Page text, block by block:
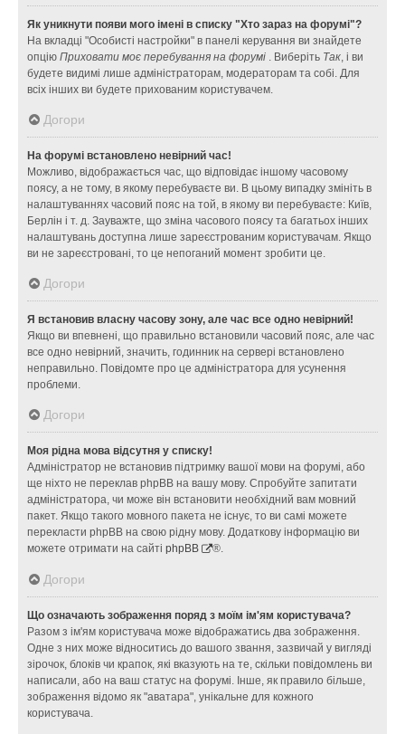
Як уникнути появи мого імені в списку "Хто зараз на форумі"?
На вкладці "Особисті настройки" в панелі керування ви знайдете
опцію Приховати моє перебування на форумі . Виберіть Так, і ви
будете видимі лише адміністраторам, модераторам та собі. Для
всіх інших ви будете прихованим користувачем.
Догори
На форумі встановлено невірний час!
Можливо, відображається час, що відповідає іншому часовому
поясу, а не тому, в якому перебуваєте ви. В цьому випадку змініть в
налаштуваннях часовий пояс на той, в якому ви перебуваєте: Київ,
Берлін і т. д. Зауважте, що зміна часового поясу та багатьох інших
налаштувань доступна лише зареєстрованим користувачам. Якщо
ви не зареєстровані, то це непоганий момент зробити це.
Догори
Я встановив власну часову зону, але час все одно невірний!
Якщо ви впевнені, що правильно встановили часовий пояс, але час
все одно невірний, значить, годинник на сервері встановлено
неправильно. Повідомте про це адміністратора для усунення
проблеми.
Догори
Моя рідна мова відсутня у списку!
Адміністратор не встановив підтримку вашої мови на форумі, або
ще ніхто не переклав phpBB на вашу мову. Спробуйте запитати
адміністратора, чи може він встановити необхідний вам мовний
пакет. Якщо такого мовного пакета не існує, то ви самі можете
перекласти phpBB на свою рідну мову. Додаткову інформацію ви
можете отримати на сайті phpBB ®.
Догори
Що означають зображення поряд з моїм ім'ям користувача?
Разом з ім'ям користувача може відображатись два зображення.
Одне з них може відноситись до вашого звання, зазвичай у вигляді
зірочок, блоків чи крапок, які вказують на те, скільки повідомлень ви
написали, або на ваш статус на форумі. Інше, як правило більше,
зображення відомо як "аватара", унікальне для кожного
користувача.